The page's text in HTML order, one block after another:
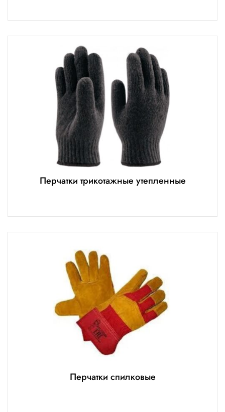
Перчатки трикотажные утепленные
Перчатки спилковые